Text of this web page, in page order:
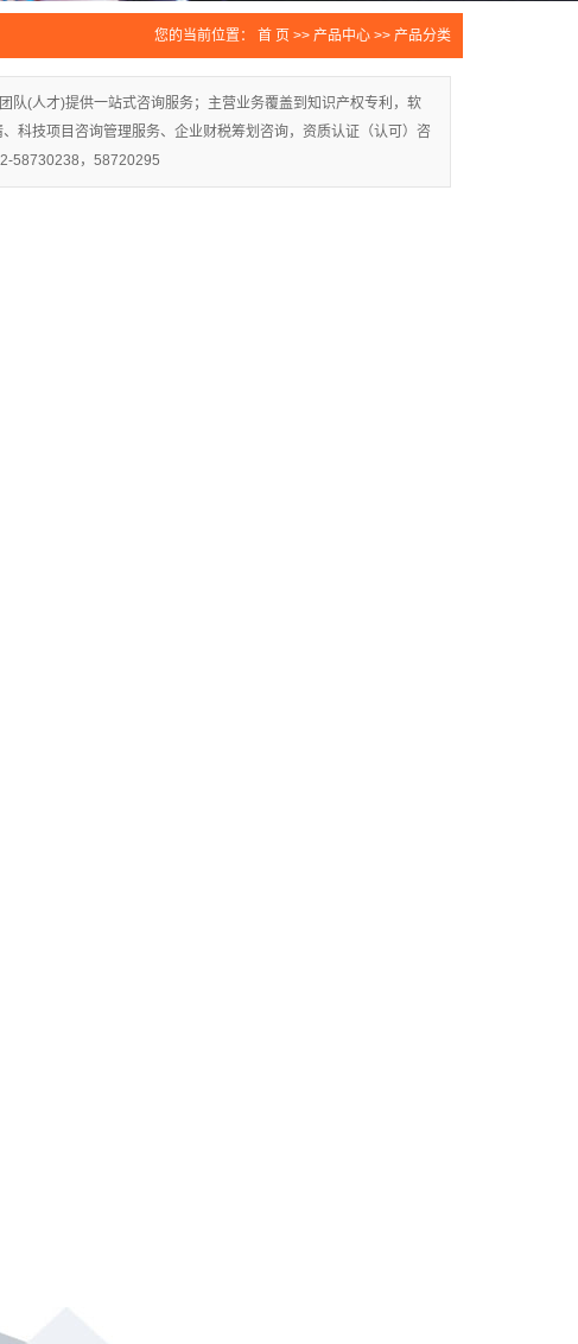
您的当前位置： 首 页 >> 产品中心 >> 产品分类
队(人才)提供一站式咨询服务；主营业务覆盖到知识产权专利，软
科技项目咨询管理服务、企业财税筹划咨询，资质认证（认可）咨
58730238，58720295